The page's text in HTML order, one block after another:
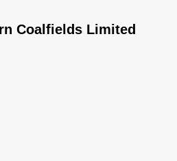
Coalfields Limited